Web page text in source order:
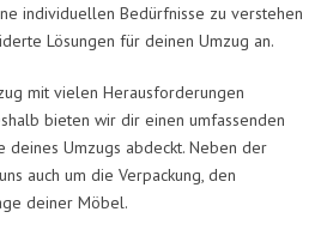
individuellen Bedürfnisse zu verstehen
Lösungen für deinen Umzug an.
mit vielen Herausforderungen
bieten wir dir einen umfassenden
deines Umzugs abdeckt. Neben der
auch um die Verpackung, den
deiner Möbel.